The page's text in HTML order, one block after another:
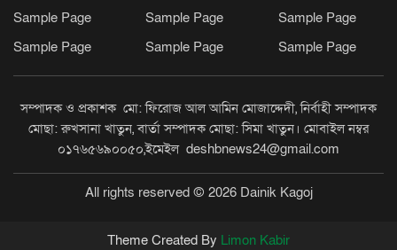
দশা, দুর্ভোগে ১০ হাজার মানুষ
জীবননগরে সেচের ট্রান্সফরমার চোর
চক্রের ৬ সদস্য গ্রেপ্তার, উদ্ধার চোরাই
প্রধান আসামি কনটেন্ট ক্রিয়েটর রিপন
Sample Page Sample Page
Sample Page
Sample Page
Sample Page Sample Page
সম্পাদক ও প্রকাশক মো: ফিরোজ আল আমিন মোজাদ্দেদী, নির্বাহী সম্পাদক
মোছা: রুখসানা খাতুন, বার্তা সম্পাদক মোছা: সিমা খাতুন। মোবাইল নম্বর
০১৭৬৫৬৯০০৫০,ইমেইল deshbnews24@gmail.com
All rights reserved © 2026 Dainik Kagoj
Theme Created By Limon Kabir